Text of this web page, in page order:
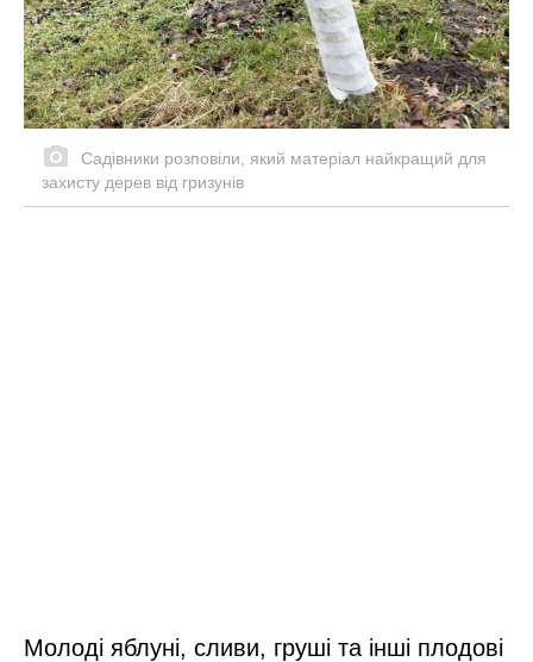
Садівники розповіли, який матеріал найкращий для
захисту дерев від гризунів
Молоді яблуні, сливи, груші та інші плодові